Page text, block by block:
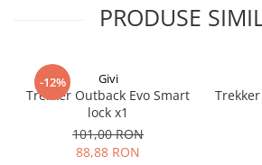
PRODUSE
-12% Givi
Trekker Outback Evo Smart
lock x1
101,00 RON
88,88 RON